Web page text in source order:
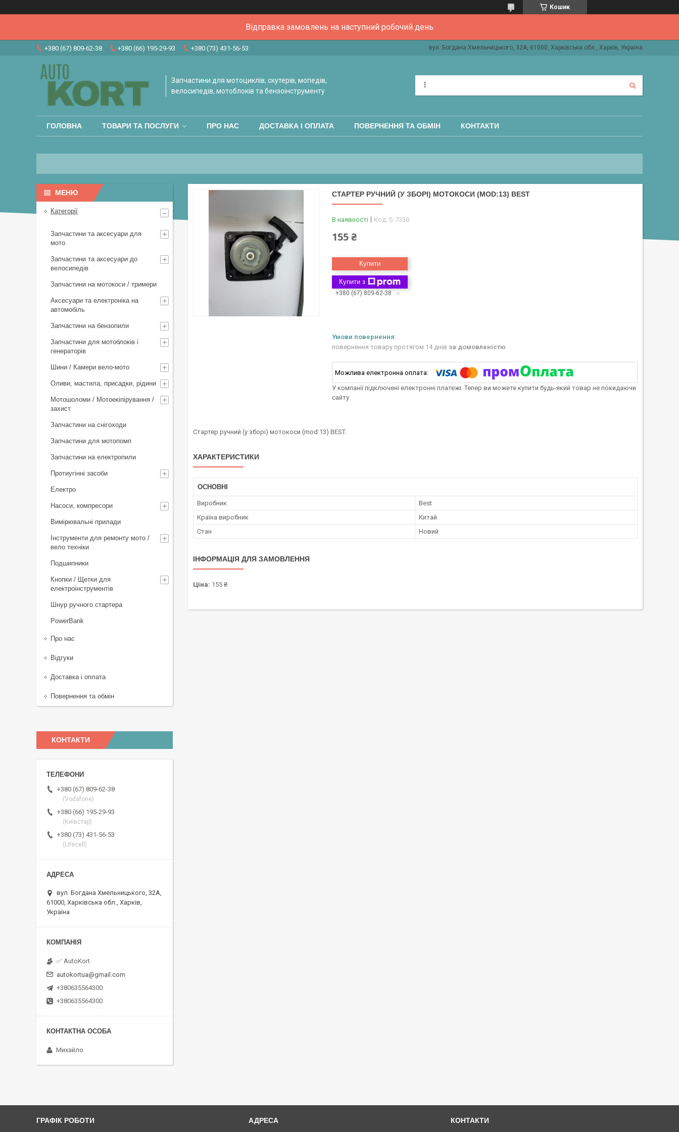
Кошик
Відправка замовлень на наступний робочий день
+380 (67) 809-62-38 +380 (66) 195-29-93 +380 (73) 431-56-53 вул. Богдана Хмельницького, 32А, 61000, Харківська обл., Харків, Україна
Запчастини для мотоциклів, скутерів, мопедів,
велосипедів, мотоблоків та бензоінструменту
ГОЛОВНА ТОВАРИ ТА ПОСЛУГИ ПРО НАС ДОСТАВКА І ОПЛАТА ПОВЕРНЕННЯ ТА ОБМІН КОНТАКТИ
СТАРТЕР РУЧНИЙ (У ЗБОРІ) МОТОКОСИ (MOD:13) BEST
В наявності Код: S-7330
155 ₴
Купити
Купити з
+380 (67) 809-62-38
повернення товару протягом 14 днів за домовленістю
У компанії підключені електронні платежі. Тепер ви можете купити будь-який товар не покидаючи
сайту.
Стартер ручний (у зборі) мотокоси (mod:13) BEST.
ХАРАКТЕРИСТИКИ
ОСНОВНІ
Виробник
Best
Країна виробник
Китай
Стан
Новий
ІНФОРМАЦІЯ ДЛЯ ЗАМОВЛЕННЯ
Ціна: 155 ₴
Категорії
Запчастини та аксесуари для
мото
Запчастини та аксесуари до
велосипедів
Запчастини на мотокоси / тримери
Аксесуари та електроніка на
автомобіль
Запчастини на бензопили
Запчастини для мотоблоків і
генераторів
Шини / Камери вело-мото
Оливи, мастила, присадки, рідини
Мотошоломи / Мотоекіпірування /
захист
Запчастини на снігоходи
Запчастини для мотопомп
Запчастини на електропили
Протиугінні засоби
Електро
Насоси, компресори
Вимірювальні прилади
Інструменти для ремонту мото /
вело техніки
Подшипники
Кнопки / Щетки для
електроінструментів
Шнур ручного стартера
PowerBank
Про нас
Відгуки
Доставка і оплата
Повернення та обмін
КОНТАКТИ
+380 (67) 809-62-38
(Vodafone)
+380 (66) 195-29-93
(Київстар)
+380 (73) 431-56-53
(Lifecell)
вул. Богдана Хмельницького, 32А,
61000, Харківська обл., Харків,
Україна
✅ AutoKort
autokortua@gmail.com
+380635564300
+380635564300
Михайло
ГРАФІК РОБОТИ